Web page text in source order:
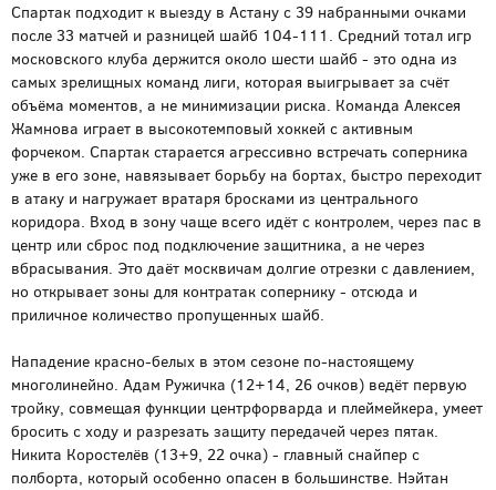
Спартак подходит к выезду в Астану с 39 набранными очками
после 33 матчей и разницей шайб 104-111. Средний тотал игр
московского клуба держится около шести шайб - это одна из
самых зрелищных команд лиги, которая выигрывает за счёт
объёма моментов, а не минимизации риска. Команда Алексея
Жамнова играет в высокотемповый хоккей с активным
форчеком. Спартак старается агрессивно встречать соперника
уже в его зоне, навязывает борьбу на бортах, быстро переходит
в атаку и нагружает вратаря бросками из центрального
коридора. Вход в зону чаще всего идёт с контролем, через пас в
центр или сброс под подключение защитника, а не через
вбрасывания. Это даёт москвичам долгие отрезки с давлением,
но открывает зоны для контратак сопернику - отсюда и
приличное количество пропущенных шайб.
Нападение красно-белых в этом сезоне по-настоящему
многолинейно. Адам Ружичка (12+14, 26 очков) ведёт первую
тройку, совмещая функции центрфорварда и плеймейкера, умеет
бросить с ходу и разрезать защиту передачей через пятак.
Никита Коростелёв (13+9, 22 очка) - главный снайпер с
полборта, который особенно опасен в большинстве. Нэйтан